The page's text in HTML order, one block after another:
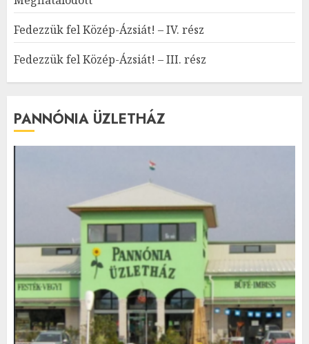
Fedezzük fel Közép-Ázsiát! – IV. rész
Fedezzük fel Közép-Ázsiát! – III. rész
PANNÓNIA ÜZLETHÁZ